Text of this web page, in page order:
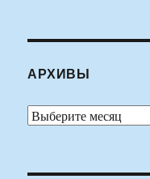
АРХИВЫ
Архивы